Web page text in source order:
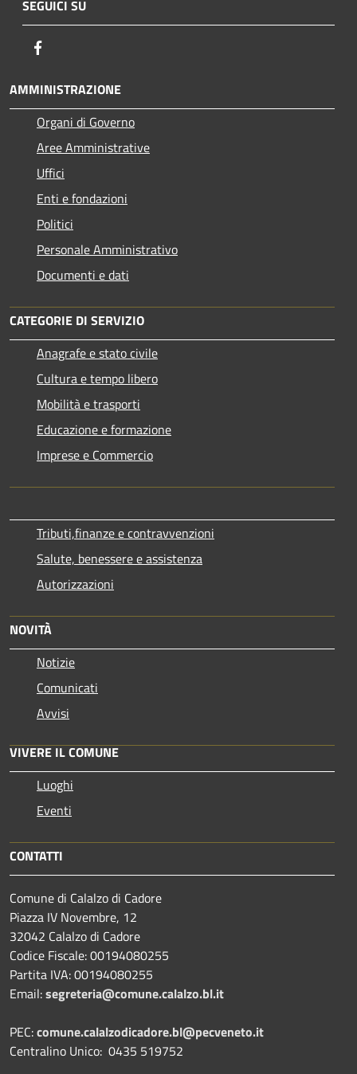
SEGUICI SU
AMMINISTRAZIONE
Organi di Governo
Aree Amministrative
Uffici
Enti e fondazioni
Politici
Personale Amministrativo
Documenti e dati
CATEGORIE DI SERVIZIO
Anagrafe e stato civile
Cultura e tempo libero
Mobilità e trasporti
Educazione e formazione
Imprese e Commercio
Tributi,finanze e contravvenzioni
Salute, benessere e assistenza
Autorizzazioni
NOVITÀ
Notizie
Comunicati
Avvisi
VIVERE IL COMUNE
Luoghi
Eventi
CONTATTI
Comune di Calalzo di Cadore
Piazza IV Novembre, 12
32042 Calalzo di Cadore
Codice Fiscale: 00194080255
Partita IVA: 00194080255
Email:segreteria@comune.calalzo.bl.it
PEC:comune.calalzodicadore.bl@pecveneto.it
Centralino Unico: 0435 519752